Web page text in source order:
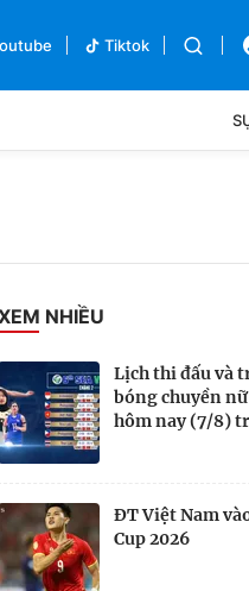
Tiktok
NHIỀU
Lịch thi đấu và
bóng chuyền nữ
hôm nay (7/8)
ĐT Việt Nam
Cup 2026